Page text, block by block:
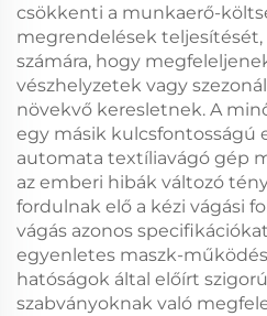
csökkenti a munkaerő-
megrendelések
számára, hogy
vészhelyzetek vagy
növekvő keresletnek. A
egy másik kulcsfontosságú
automata textíliavágó gép
az emberi hibák változó
fordulnak elő a kézi vágási
vágás azonos
egyenletes maszk-
hatóságok által előírt
szabványoknak való